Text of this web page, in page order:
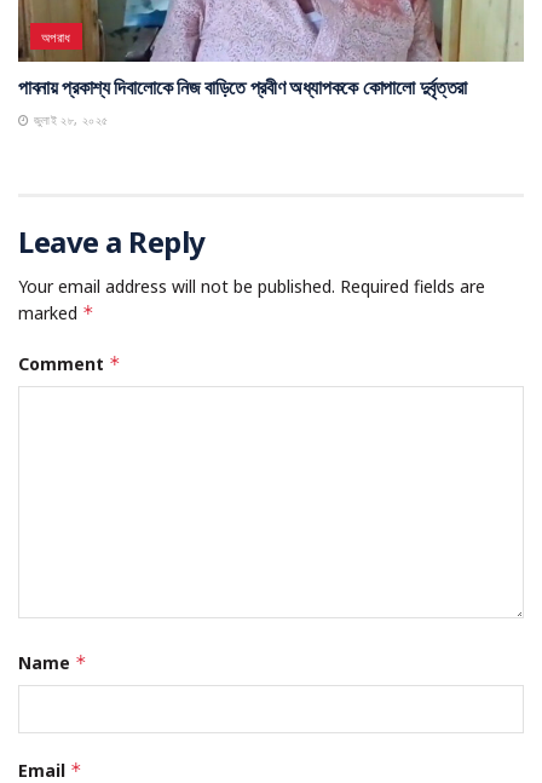
অপরাধ
পাবনায় প্রকাশ্য দিবালোকে নিজ বাড়িতে প্রবীণ অধ্যাপককে কোপালো দুর্বৃত্তরা
জুলাই ২৮, ২০২৫
Leave a Reply
Your email address will not be published. Required fields are
marked *
Comment *
Name *
Email *